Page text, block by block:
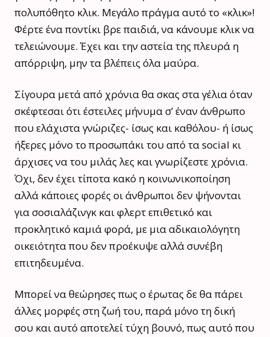
πολυπόθητο κλικ. Μεγάλο πράγμα αυτό το «κλικ»!
Φέρτε ένα ποντίκι βρε παιδιά, να κάνουμε κλικ να
τελειώνουμε. Έχει και την αστεία της πλευρά η
απόρριψη, μην τα βλέπεις όλα μαύρα.
Σίγουρα μετά από χρόνια θα σκας στα γέλια όταν
σκέφτεσαι ότι έστειλες μήνυμα σ’ έναν άνθρωπο
που ελάχιστα γνώριζες- ίσως και καθόλου- ή ίσως
ήξερες μόνο το προσωπάκι του από τα social κι
άρχισες να του μιλάς λες και γνωρίζεστε χρόνια.
Όχι, δεν έχει τίποτα κακό η κοινωνικοποίηση
αλλά κάποιες φορές οι άνθρωποι δεν ψήνονται
για σοσιαλάζινγκ και φλερτ επιθετικό και
προκλητικό καμιά φορά, με μια αδικαιολόγητη
οικειότητα που δεν προέκυψε αλλά συνέβη
επιτηδευμένα.
Μπορεί να θεώρησες πως ο έρωτας δε θα πάρει
άλλες μορφές στη ζωή του, παρά μόνο τη δική
σου και αυτό αποτελεί τύχη βουνό, πως αυτό που